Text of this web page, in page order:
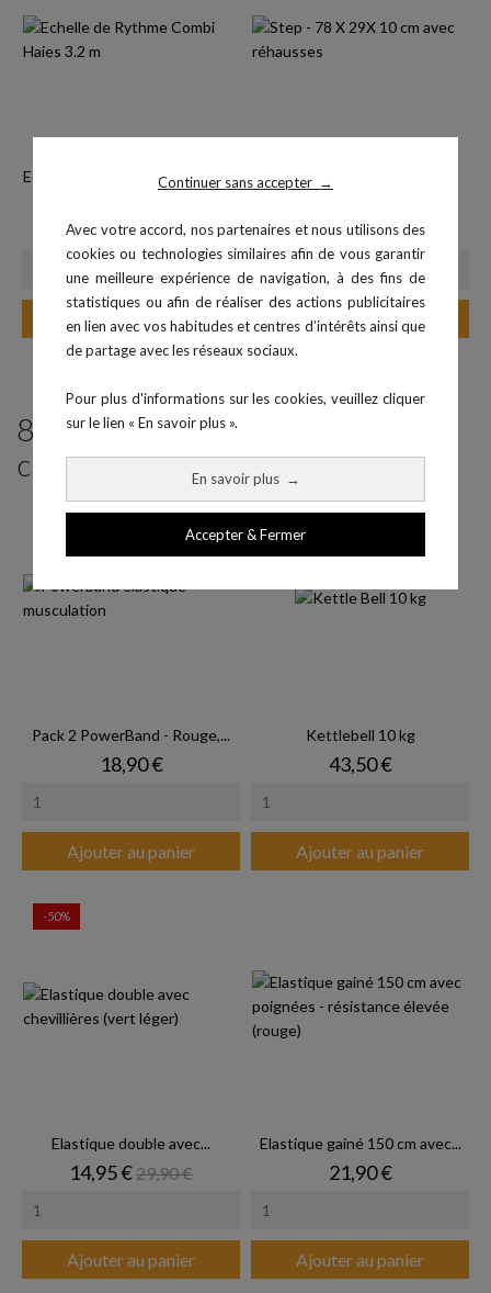
Continuer sans accepter →
Avec votre accord, nos partenaires et nous utilisons des
cookies ou technologies similaires afin de vous garantir
une meilleure expérience de navigation, à des fins de
statistiques ou afin de réaliser des actions publicitaires
en lien avec vos habitudes et centres d’intérêts ainsi que
de partage avec les réseaux sociaux.
Pour plus d'informations sur les cookies, veuillez cliquer
sur le lien « En savoir plus ».
En savoir plus →
Accepter & Fermer
Echelle de Rythme Combi Haies
Prix
40,00 €
Ajouter au panier
Step - 78x29x10 cm avec
Prix
45,00 €
Ajouter au panier
8 produits parmi ceux de la même
catégorie :
Pack 2 PowerBand - Rouge,...
Prix
18,90 €
Ajouter au panier
Kettlebell 10 kg
Prix
43,50 €
Ajouter au panier
Elastique double avec...
Prix
14,95 €Prix de base
29,90 €
Ajouter au panier
-50%
Elastique gainé 150 cm avec...
Prix
21,90 €
Ajouter au panier